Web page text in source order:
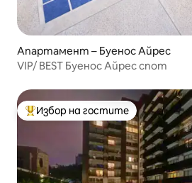
Апартамент – Буенос Айрес
VIP/ BEST Буенос Айрес спот
Най-популярен избор на гостите
Избор на гостите